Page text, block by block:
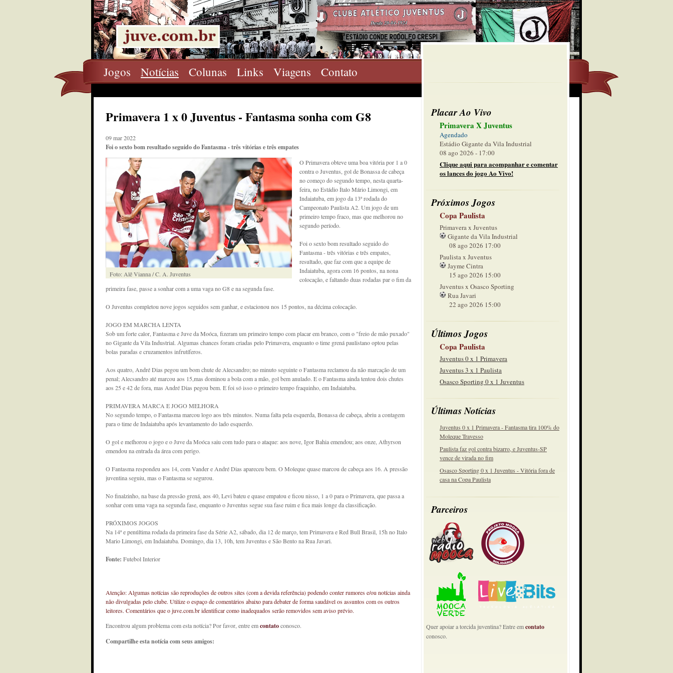
Jogos Notícias Colunas Links Viagens Contato
Placar Ao Vivo
Primavera X Juventus
Agendado
Estádio Gigante da Vila Industrial
08 ago 2026 - 17:00
Clique aqui para acompanhar e comentar
os lances do jogo Ao Vivo!
Próximos Jogos
Copa Paulista
Primavera x Juventus
Gigante da Vila Industrial
08 ago 2026 17:00
Paulista x Juventus
Jayme Cintra
15 ago 2026 15:00
Juventus x Osasco Sporting
Rua Javari
22 ago 2026 15:00
Últimos Jogos
Copa Paulista
Juventus 0 x 1 Primavera
Juventus 3 x 1 Paulista
Osasco Sporting 0 x 1 Juventus
Últimas Notícias
Juventus 0 x 1 Primavera - Fantasma tira 100% do
Moleque Travesso
Paulista faz gol contra bizarro, e Juventus-SP
vence de virada no fim
Osasco Sporting 0 x 1 Juventus - Vitória fora de
casa na Copa Paulista
Parceiros
Quer apoiar a torcida juventina? Entre emcontato
conosco.
Primavera 1 x 0 Juventus - Fantasma sonha com G8
09 mar 2022
Foi o sexto bom resultado seguido do Fantasma - três vitórias e três empates
Foto: Alê Vianna / C. A. Juventus
O Primavera obteve uma boa vitória por 1 a 0
contra o Juventus, gol de Bonassa de cabeça
no começo do segundo tempo, nesta quarta-
feira, no Estádio Ítalo Mário Limongi, em
Indaiatuba, em jogo da 13ª rodada do
Campeonato Paulista A2. Um jogo de um
primeiro tempo fraco, mas que melhorou no
segundo período.
Foi o sexto bom resultado seguido do
Fantasma - três vitórias e três empates,
resultado, que faz com que a equipe de
Indaiatuba, agora com 16 pontos, na nona
colocação, e faltando duas rodadas par o fim da
primeira fase, passe a sonhar com a uma vaga no G8 e na segunda fase.
O Juventus completou nove jogos seguidos sem ganhar, e estacionou nos 15 pontos, na décima colocação.
JOGO EM MARCHA LENTA
Sob um forte calor, Fantasma e Juve da Moóca, fizeram um primeiro tempo com placar em branco, com o "freio de mão puxado"
no Gigante da Vila Industrial. Algumas chances foram criadas pelo Primavera, enquanto o time grená paulistano optou pelas
bolas paradas e cruzamentos infrutíferos.
Aos quatro, André Dias pegou um bom chute de Alecsandro; no minuto seguinte o Fantasma reclamou da não marcação de um
penal; Alecsandro até marcou aos 15,mas dominou a bola com a mão, gol bem anulado. E o Fantasma ainda tentou dois chutes
aos 25 e 42 de fora, mas André Dias pegou bem. E foi só isso o primeiro tempo fraquinho, em Indaiatuba.
PRIMAVERA MARCA E JOGO MELHORA
No segundo tempo, o Fantasma marcou logo aos três minutos. Numa falta pela esquerda, Bonassa de cabeça, abriu a contagem
para o time de Indaiatuba após levantamento do lado esquerdo.
O gol e melhorou o jogo e o Juve da Moóca saiu com tudo para o ataque: aos nove, Igor Bahia emendou; aos onze, Athyrson
emendou na entrada da área com perigo.
O Fantasma respondeu aos 14, com Vander e André Dias apareceu bem. O Moleque quase marcou de cabeça aos 16. A pressão
juventina seguiu, mas o Fantasma se segurou.
No finalzinho, na base da pressão grená, aos 40, Levi bateu e quase empatou e ficou nisso, 1 a 0 para o Primavera, que passa a
sonhar com uma vaga na segunda fase, enquanto o Juventus segue sua fase ruim e fica mais longe da classificação.
PRÓXIMOS JOGOS
Na 14ª e penúltima rodada da primeira fase da Série A2, sábado, dia 12 de março, tem Primavera e Red Bull Brasil, 15h no Italo
Mario Limongi, em Indaiatuba. Domingo, dia 13, 10h, tem Juventus e São Bento na Rua Javari.
Fonte: Futebol Interior
Atenção: Algumas notícias são reproduções de outros sites (com a devida referência) podendo conter rumores e/ou notícias ainda
não divulgadas pelo clube. Utilize o espaço de comentários abaixo para debater de forma saudável os assuntos com os outros
leitores. Comentários que o juve.com.br identificar como inadequados serão removidos sem aviso prévio.
Encontrou algum problema com esta notícia? Por favor, entre emcontatoconosco.
Compartilhe esta notícia com seus amigos: